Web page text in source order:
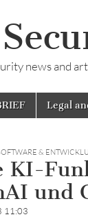
news and
Legal
&
KI-
und
11:03